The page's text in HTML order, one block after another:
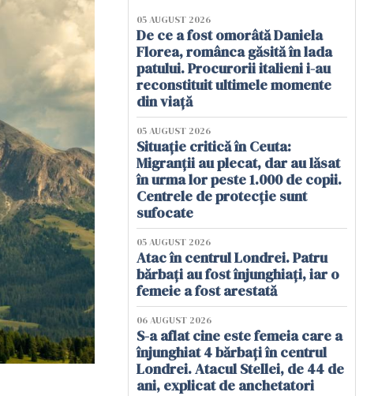
05 AUGUST 2026
De ce a fost omorâtă Daniela
Florea, românca găsită în lada
patului. Procurorii italieni i-au
reconstituit ultimele momente
din viață
05 AUGUST 2026
Situație critică în Ceuta:
Migranții au plecat, dar au lăsat
în urma lor peste 1.000 de copii.
Centrele de protecție sunt
sufocate
05 AUGUST 2026
Atac în centrul Londrei. Patru
bărbați au fost înjunghiați, iar o
femeie a fost arestată
06 AUGUST 2026
S-a aflat cine este femeia care a
înjunghiat 4 bărbați în centrul
Londrei. Atacul Stellei, de 44 de
ani, explicat de anchetatori